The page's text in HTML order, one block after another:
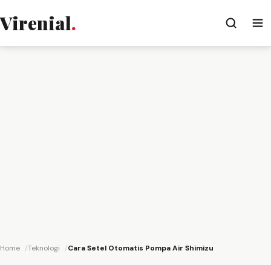
Virenial.
Home Teknologi Cara Setel Otomatis Pompa Air Shimizu